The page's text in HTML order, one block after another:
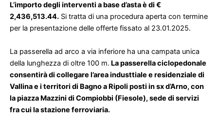
L’importo degli interventi a base d’asta è di €
2,436,513.44. Si tratta di una procedura aperta con termine
per la presentazione delle offerte fissato al 23.01.2025.
La passerella ad arco a via inferiore ha una campata unica
della lunghezza di oltre 100 m. La passerella ciclopedonale
consentirà di collegare l’area industtiale e residenziale di
Vallina e i territori di Bagno a Ripoli posti in sx d’Arno, con
la piazza Mazzini di Compiobbi (Fiesole), sede di servizi
fra cui la stazione ferroviaria.